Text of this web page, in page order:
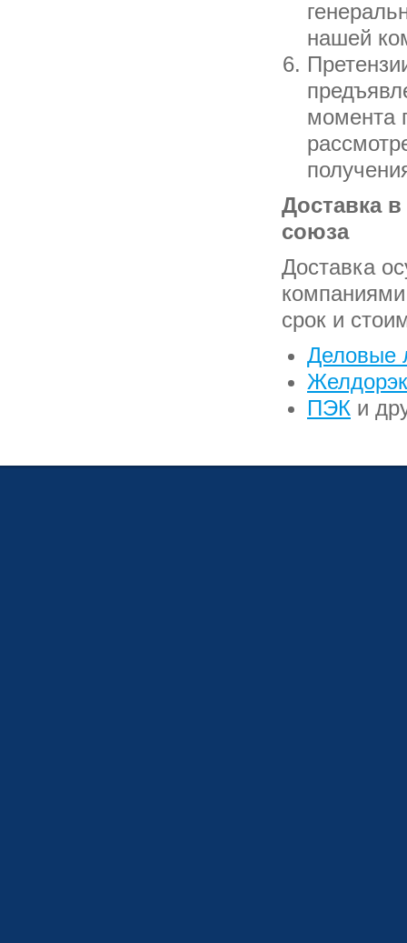
нашей
момента
Доставка
союза
Доставка
срок и
Деловые
ПЭК и